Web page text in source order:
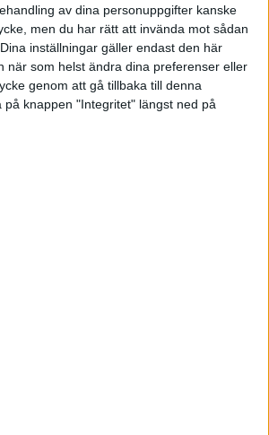
av dina personuppgifter kanske
men du har rätt att invända mot sådan
inställningar gäller endast den här
när som helst ändra dina preferenser eller
genom att gå tillbaka till denna
på knappen "Integritet" längst ned på
funktionen nästan ingen makt att
det är deras eget fel. Jag skulle
av HR-funktionerna inte
On Investment på sina program.
för chefer att köpa en maskin än